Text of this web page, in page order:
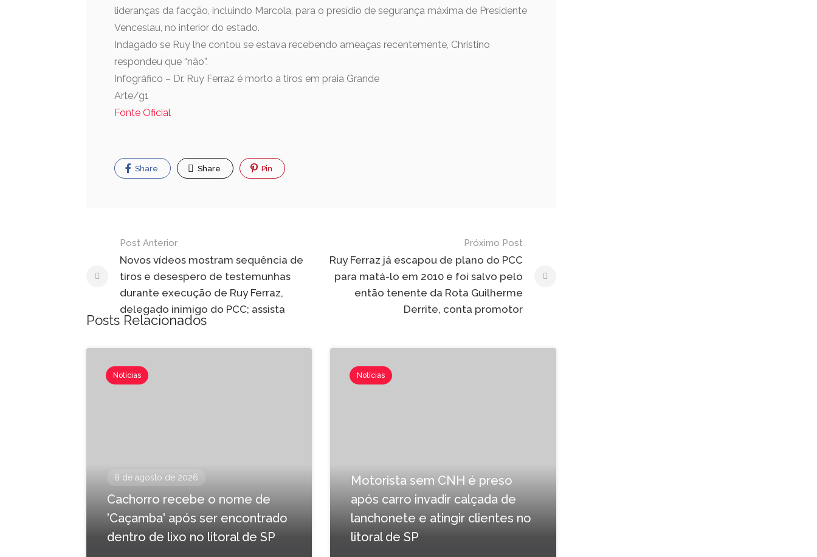
lideranças da facção, incluindo Marcola, para o presídio de segurança máxima de Presidente
Venceslau, no interior do estado.
Indagado se Ruy lhe contou se estava recebendo ameaças recentemente, Christino
respondeu que “não”.
Infográfico – Dr. Ruy Ferraz é morto a tiros em praia Grande
Arte/g1
Fonte Oficial
Share Share Pin
Post Anterior
Novos vídeos mostram sequência de
tiros e desespero de testemunhas
durante execução de Ruy Ferraz,
delegado inimigo do PCC; assista
Próximo Post
Ruy Ferraz já escapou de plano do PCC
para matá-lo em 2010 e foi salvo pelo
então tenente da Rota Guilherme
Derrite, conta promotor
Posts Relacionados
Notícias
8 de agosto de 2026
Cachorro recebe o nome de
'Caçamba' após ser encontrado
dentro de lixo no litoral de SP
Notícias
Motorista sem CNH é preso
após carro invadir calçada de
lanchonete e atingir clientes no
litoral de SP